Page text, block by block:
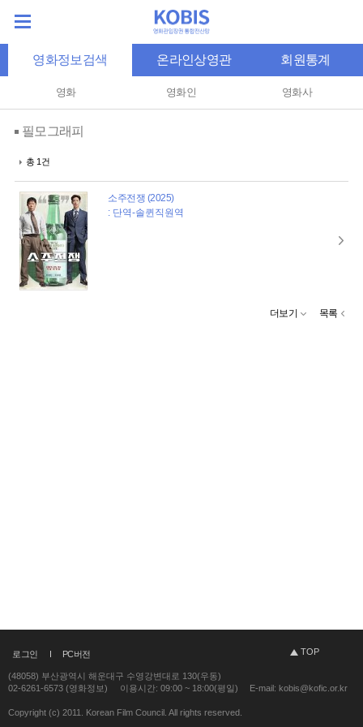
영화정보검색 온라인상영관 회원통계
영화 영화인 영화사
필모그래피
총 1건
소주전쟁 (2025)
: 단역-솔퀸직원역
더보기 목록
로그인 PC버전 TOP
(48058) 부산광역시 해운대구 수영강변대로 130(우동)
02-6261-6573 (영화정보)
이용시간: 09:00 ~ 18:00(평일) E-mail: kobis@kofic.or.kr
Copyright (c) 2011. Korean Film Council. All rights reserved.